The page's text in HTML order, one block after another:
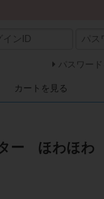
パスワー
カートを見る
ター ほわほ